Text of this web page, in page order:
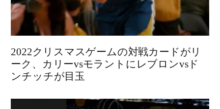
2022クリスマスゲームの対戦カードがリ
ーク、カリーvsモラントにレブロンvsド
ンチッチが目玉